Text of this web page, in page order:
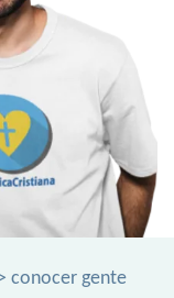
conocer gente